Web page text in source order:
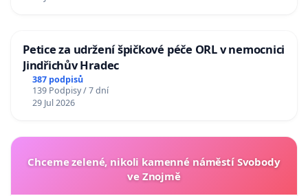
Petice za udržení špičkové péče ORL v nemocnici
Jindřichův Hradec
387 podpisů
139 Podpisy / 7 dní
29 Jul 2026
Chceme zelené, nikoli kamenné náměstí Svobody
ve Znojmě